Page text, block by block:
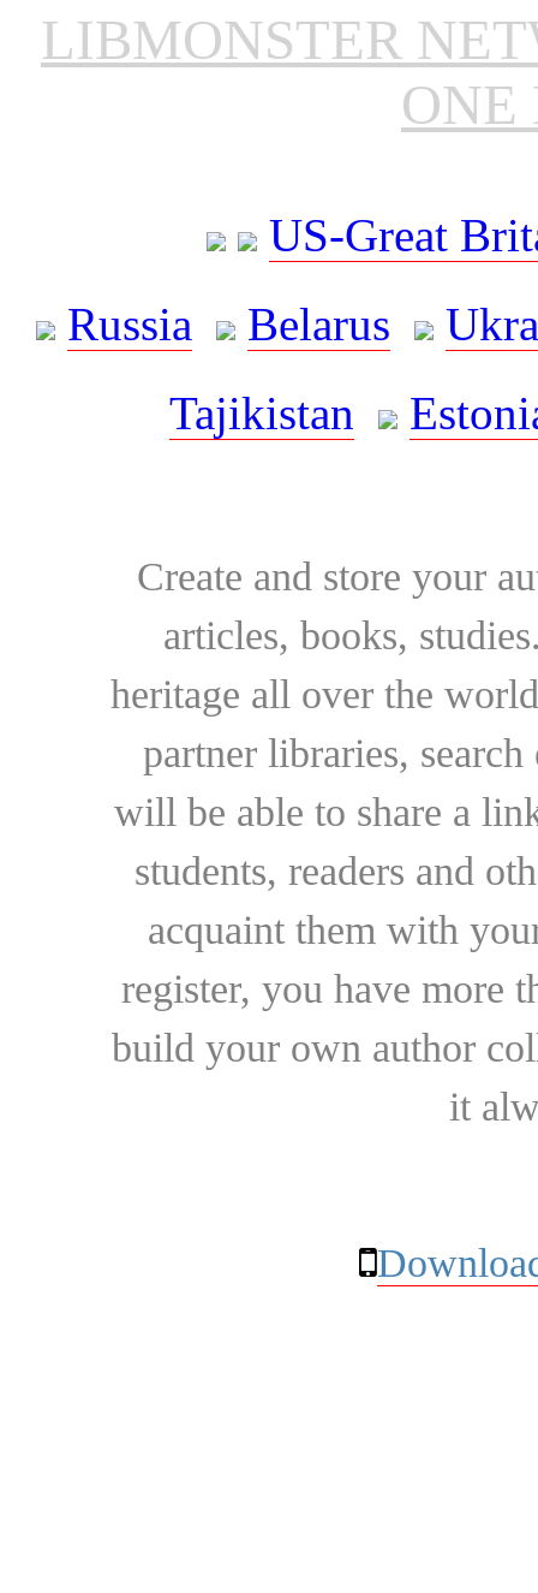
LIBMONSTER
ONE
US-Great
Russia
Belarus
Tajikistan
Create and store your
articles, books,
heritage all over the
partner libraries,
will be able to share a
students, readers and
acquaint them with
register, you have more
build your own author
it